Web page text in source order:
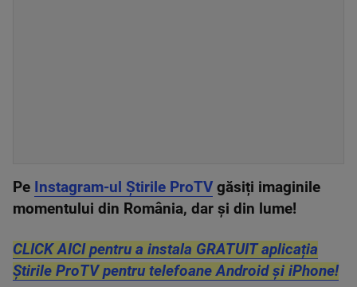
Pe Instagram-ul Știrile ProTV găsiți imaginile
momentului din România, dar și din lume!
CLICK AICI pentru a instala GRATUIT aplicația
Știrile ProTV pentru telefoane Android și iPhone!